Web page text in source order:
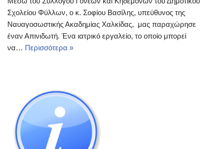
Σχολείου Φύλλων, ο κ. Σοφίου Βασίλης, υπεύθυνος της
Ναυαγοσωστικής Ακαδημίας Χαλκίδας, μας παραχώρησε
έναν Απινιδωτή. Ένα ιατρικό εργαλείο, το οποίο μπορεί
να… Περισσότερα »